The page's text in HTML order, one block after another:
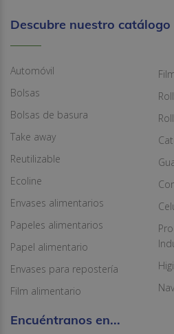
Descubre nuestro catálogo
Automóvil
Bolsas
Bolsas de basura
Take away
Reutilizable
Ecoline
Envases alimentarios
Papeles alimentarios
Papel alimentario
Envases para repostería
Film alimentario
Encuéntranos en...